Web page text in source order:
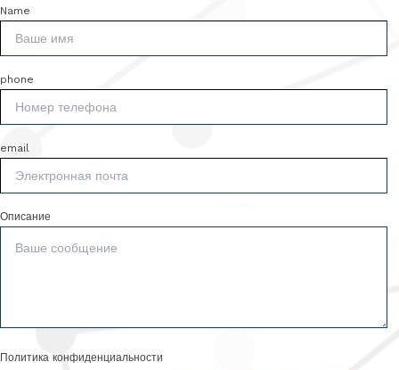
Name
phone
email
Описание
Политика конфиденциальности